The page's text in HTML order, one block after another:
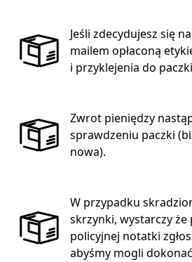
Jeśli zdecydujesz się
mailem opłaconą
i przyklejenia do
Zwrot pieniędzy
sprawdzeniu paczki
nowa).
W przypadku
skrzynki, wystarczy
policyjnej notatki
abyśmy mogli